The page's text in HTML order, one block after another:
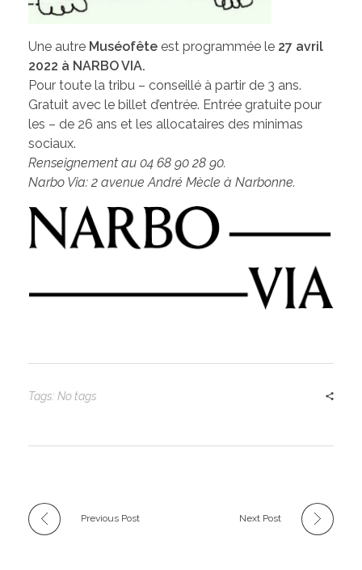
Une autre Muséofête est programmée le 27 avril
2022 à NARBO VIA.
Pour toute la tribu – conseillé à partir de 3 ans.
Gratuit avec le billet d’entrée. Entrée gratuite pour
les – de 26 ans et les allocataires des minimas
sociaux.
Renseignement au 04 68 90 28 90.
Narbo Via: 2 avenue André Mècle à Narbonne.
Tags: No tags
Previous Post Next Post